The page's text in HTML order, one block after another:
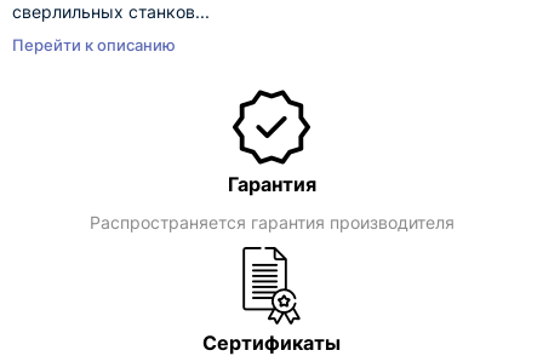
сверлильных станков...
Перейти к описанию
Гарантия
Распространяется гарантия производителя
Сертификаты